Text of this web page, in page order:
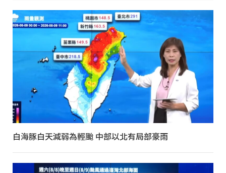
白海豚白天減弱為輕颱 中部以北有局部豪雨